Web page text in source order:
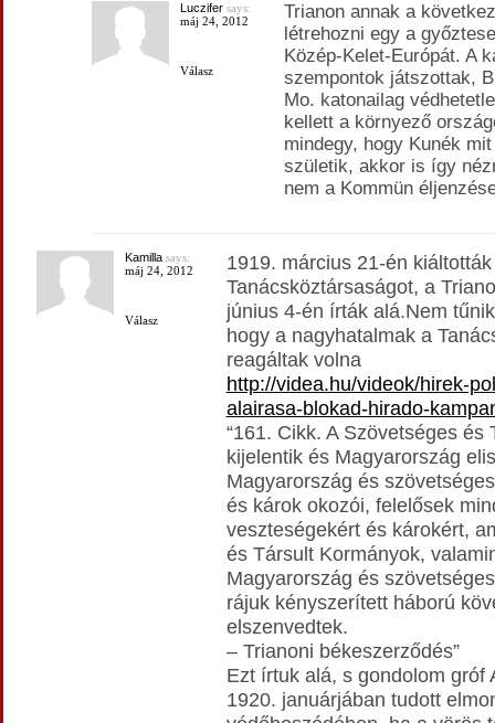
Luczifersays:
máj 24, 2012
Válasz
Trianon annak a
létrehozni egy a
Közép-Kelet-Európát. A
szempontok játszottak,
Mo. katonailag
kellett a környező
mindegy, hogy Kunék
születik, akkor is így
nem a Kommün
Kamillasays:
máj 24, 2012
Válasz
1919. március 21-én
Tanácsköztársaságot, a
június 4-én írták alá.Nem
hogy a nagyhatalmak a
reagáltak volna
http://videa.hu/videok/hirek-
alairasa-blokad-hirado-
“161. Cikk. A Szövetséges és
kijelentik és Magyarország
Magyarország és
és károk okozói, felelősek
veszteségekért és károkért,
és Társult Kormányok,
Magyarország és
rájuk kényszerített háború
elszenvedtek.
– Trianoni békeszerződés”
Ezt írtuk alá, s gondolom gróf
1920. januárjában tudott